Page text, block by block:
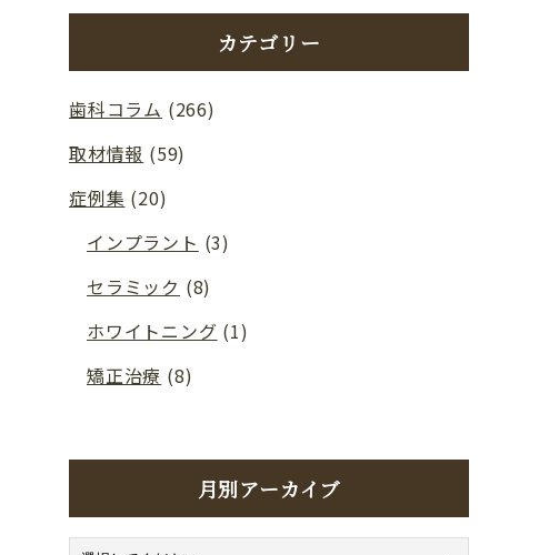
カテゴリー
歯科コラム (266)
取材情報 (59)
症例集 (20)
インプラント (3)
セラミック (8)
ホワイトニング (1)
矯正治療 (8)
月別アーカイブ